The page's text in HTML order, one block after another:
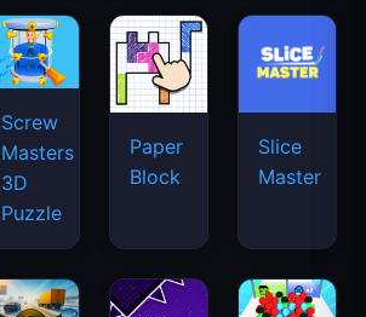
Screw
Masters
3D
Puzzle
Paper
Block
Slice
Master